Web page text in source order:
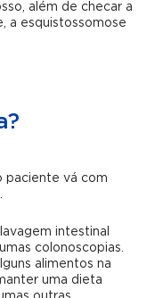
além de checar a
a esquistossomose
paciente vá com
intestinal
colonoscopias.
alimentos na
uma dieta